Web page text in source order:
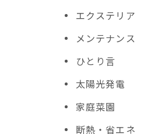
エクステリア
メンテナンス
ひとり言
太陽光発電
家庭菜園
断熱・省エネ